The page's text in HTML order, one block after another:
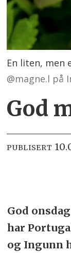
En liten, men
@magne.l på
God
PUBLISERT
God
har
og Ingunn